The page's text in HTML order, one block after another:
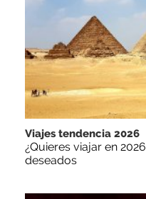
Viajes tendencia 2026
¿Quieres viajar en
deseados